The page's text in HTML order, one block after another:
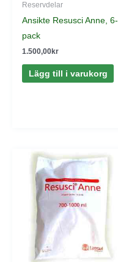
Reservdelar
Ansikte Resusci Anne, 6-
pack
1.500,00kr
Lägg till i varukorg